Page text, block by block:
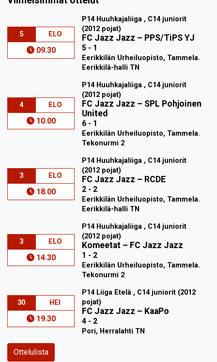
5 ELO
09.30
P14 Huuhkajaliiga , C14 juniorit
(2012 pojat)
FC Jazz Jazz – PPS/TiPS YJ
5 - 1
Eerikkilän Urheiluopisto, Tammela.
Eerikkilä-halli TN
4 ELO
10.00
P14 Huuhkajaliiga , C14 juniorit
(2012 pojat)
FC Jazz Jazz – SPL Pohjoinen
United
6 - 1
Eerikkilän Urheiluopisto, Tammela.
Tekonurmi 2
3 ELO
18.00
P14 Huuhkajaliiga , C14 juniorit
(2012 pojat)
FC Jazz Jazz – RCDE
2 - 2
Eerikkilän Urheiluopisto, Tammela.
Eerikkilä-halli TN
3 ELO
14.30
P14 Huuhkajaliiga , C14 juniorit
(2012 pojat)
Komeetat – FC Jazz Jazz
1 - 2
Eerikkilän Urheiluopisto, Tammela.
Tekonurmi 2
30 HEI
19.30
P14 Liiga Etelä , C14 juniorit (2012
pojat)
FC Jazz Jazz – KaaPo
4 - 2
Pori, Herralahti TN
Ottelulista